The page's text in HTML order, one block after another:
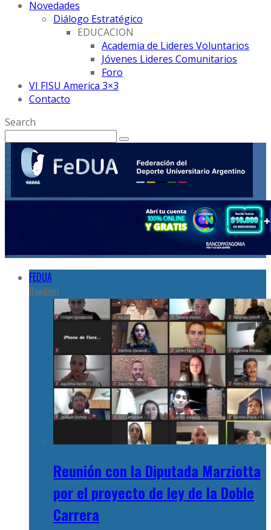
Novedades
Diálogo Estratégico
EDUCACION
Academia de Lideres Voluntarios
Jóvenes Lideres Comunitarios
Foro
VI FISU America 3×3
Contacto
Search
FEDUA
Random
Reunión con la Diputada Marziotta
por el proyecto de ley de la Doble
Carrera